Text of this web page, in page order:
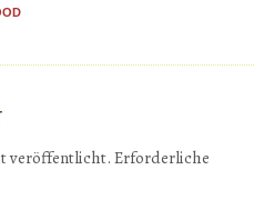
veröffentlicht. Erforderliche